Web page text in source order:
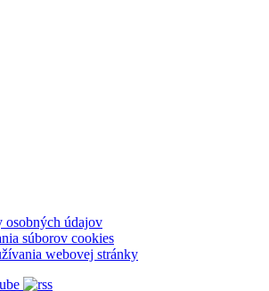
osobných údajov
súborov cookies
webovej stránky